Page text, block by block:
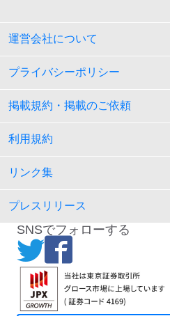
運営会社について
プライバシーポリシー
掲載規約・掲載のご依頼
利用規約
リンク集
プレスリリース
SNSでフォローする